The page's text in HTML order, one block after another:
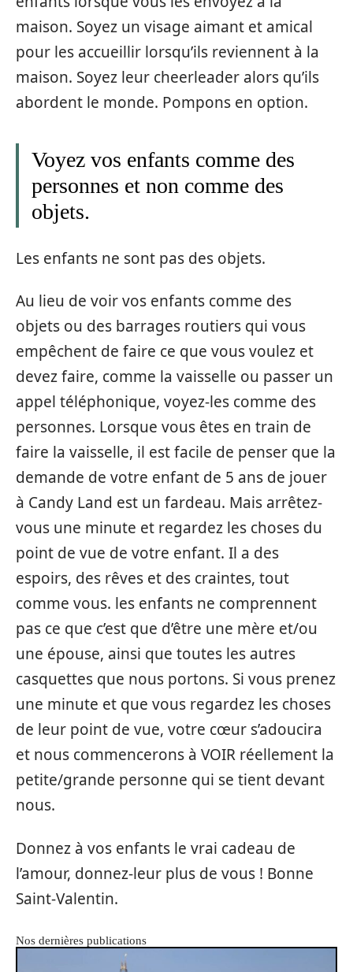
maison. Soyez un visage aimant et amical
pour les accueillir lorsqu’ils reviennent à la
maison. Soyez leur cheerleader alors qu’ils
abordent le monde. Pompons en option.
Voyez vos enfants comme des
personnes et non comme des
objets.
Les enfants ne sont pas des objets.
Au lieu de voir vos enfants comme des
objets ou des barrages routiers qui vous
empêchent de faire ce que vous voulez et
devez faire, comme la vaisselle ou passer un
appel téléphonique, voyez-les comme des
personnes. Lorsque vous êtes en train de
faire la vaisselle, il est facile de penser que la
demande de votre enfant de 5 ans de jouer
à Candy Land est un fardeau. Mais arrêtez-
vous une minute et regardez les choses du
point de vue de votre enfant. Il a des
espoirs, des rêves et des craintes, tout
comme vous. les enfants ne comprennent
pas ce que c’est que d’être une mère et/ou
une épouse, ainsi que toutes les autres
casquettes que nous portons. Si vous prenez
une minute et que vous regardez les choses
de leur point de vue, votre cœur s’adoucira
et nous commencerons à VOIR réellement la
petite/grande personne qui se tient devant
nous.
Donnez à vos enfants le vrai cadeau de
l’amour, donnez-leur plus de vous ! Bonne
Saint-Valentin.
Nos dernières publications